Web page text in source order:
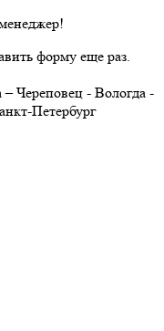
форму еще раз.
Череповец - Вологда -
Петербург